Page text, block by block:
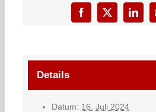
Facebook
X
Details
Datum: 16. Juli 2024